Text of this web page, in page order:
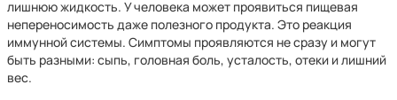
лишнюю жидкость. У человека может проявиться пищевая
непереносимость даже полезного продукта. Это реакция
иммунной системы. Симптомы проявляются не сразу и могут
быть разными: сыпь, головная боль, усталость, отеки и лишний
вес.